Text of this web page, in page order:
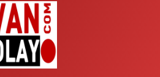
Tarifi Al